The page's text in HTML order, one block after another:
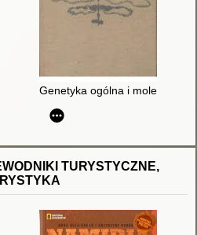
Genetyka ogólna i molekularna
TURYSTYCZNE,